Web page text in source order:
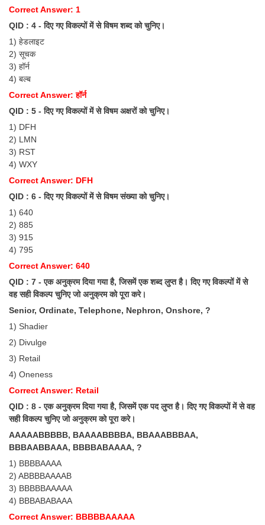
SSC CGL FREE EBOOK
SSC CGL Results
CHSL
CHSL Question Papers
CHSL Syllabus
CHSL Exam Resources
CHSL Study Notes
EXAMS
Stenographers Grade 'C&D'
SSC Constable (GD)
SSC Junior Engineers (J.E.)
Delhi Police Constables
CAPF / Delhi Police - SI (CPO)
SSC Exam Vacancies
Scientific Assistant Exam
ACIO (IB) Exam
MTS
MTS Exam Papers
Correct Answer: 1
QID : 4 - दिए गए विकल्पों में से विषम शब्द को चुनिए।
1) हेडलाइट
2) सूचक
3) हॉर्न
4) बल्ब
Correct Answer: हॉर्न
QID : 5 - दिए गए विकल्पों में से विषम अक्षरों को चुनिए।
1) DFH
2) LMN
3) RST
4) WXY
Correct Answer: DFH
QID : 6 - दिए गए विकल्पों में से विषम संख्या को चुनिए।
1) 640
2) 885
3) 915
4) 795
Correct Answer: 640
QID : 7 - एक अनुक्रम दिया गया है, जिसमें एक शब्द लुप्त है। दिए गए विकल्पों में से
वह सही विकल्प चुनिए जो अनुक्रम को पूरा करे।
Senior, Ordinate, Telephone, Nephron, Onshore, ?
1) Shadier
2) Divulge
3) Retail
4) Oneness
Correct Answer: Retail
QID : 8 - एक अनुक्रम दिया गया है, जिसमें एक पद लुप्त है। दिए गए विकल्पों में से वह
सही विकल्प चुनिए जो अनुक्रम को पूरा करे।
AAAAABBBBB, BAAAABBBBA, BBAAABBBAA,
BBBAABBAAA, BBBBABAAAA, ?
1) BBBBAAAA
2) ABBBBAAAAB
3) BBBBBAAAAA
4) BBBABABAAA
Correct Answer: BBBBBAAAAA